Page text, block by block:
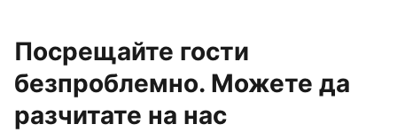
Посрещайте гости
безпроблемно. Можете да
разчитате на нас